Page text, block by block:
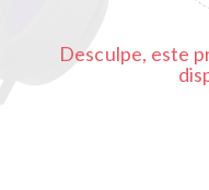
Desculpe, este